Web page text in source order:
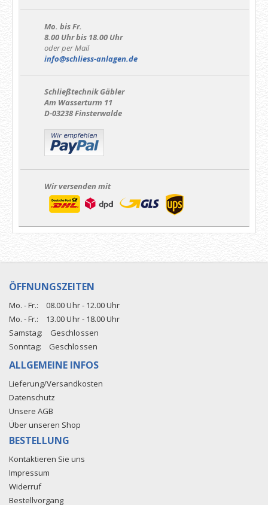
Mo. bis Fr.
8.00 Uhr bis 18.00 Uhr
oder per Mail
info@schliess-anlagen.de
Schließtechnik Gäbler
Am Wasserturm 11
D-03238 Finsterwalde
Wir versenden mit
ÖFFNUNGSZEITEN
Mo. - Fr.:
08.00 Uhr - 12.00 Uhr
Mo. - Fr.:
13.00 Uhr - 18.00 Uhr
Samstag:
Geschlossen
Sonntag:
Geschlossen
ALLGEMEINE INFOS
Lieferung/Versandkosten
Datenschutz
Unsere AGB
Über unseren Shop
BESTELLUNG
Kontaktieren Sie uns
Impressum
Widerruf
Bestellvorgang